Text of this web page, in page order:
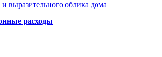
выразительного облика дома
расходы